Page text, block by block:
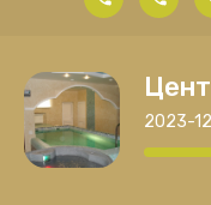
2023-